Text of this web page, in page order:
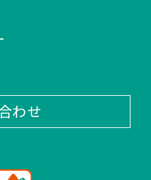
わせ